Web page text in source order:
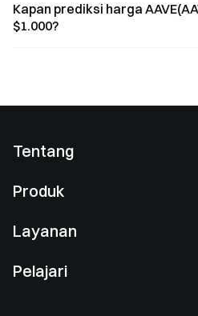
Kapan prediksi harga
$1.000?
Tentang
Ruang berita
Produk
Perdagangan Spot
Layanan
Pelajari